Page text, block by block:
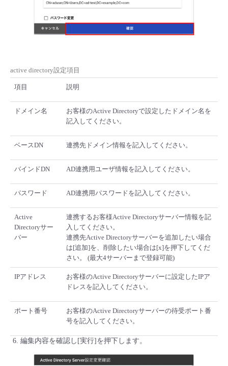
active directory設定項目
項目 説明
ドメイン名
お客様のActive Directoryで設定したドメイン名を
記入してください。
ベースDN 連携先ドメイン情報を記入してください。
バインドDN AD連携用ユーザ情報を記入してください。
パスワード AD連携用パスワードを記入してください。
Active
Directoryサー
バー
連携するお客様Active Directoryサーバー情報を記
入してください。
連携先Active Directoryサーバーを追加したい場合
は[追加]を、削除したい場合は[x]を押下してくだ
さい。 (最大4サーバーまで登録可能)
IPアドレス
お客様のActive Directoryサーバーに設定したIPア
ドレスを記入してください。
ポート番号
お客様のActive Directoryサーバーの待受ポート番
号を記入してください。
編集内容を確認し[実行]を押下します。